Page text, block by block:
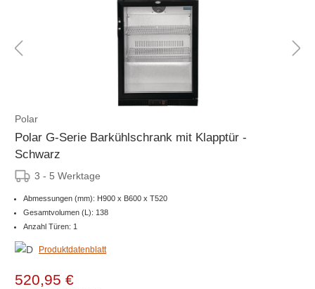
Polar
Polar G-Serie Barkühlschrank mit Klapptür -
Schwarz
3 - 5 Werktage
Abmessungen (mm): H900 x B600 x T520
Gesamtvolumen (L): 138
Anzahl Türen: 1
Produktdatenblatt
520,95 €